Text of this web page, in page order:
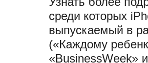
среди которых
выпускаемый в
(«Каждому
«BusinessWeek»